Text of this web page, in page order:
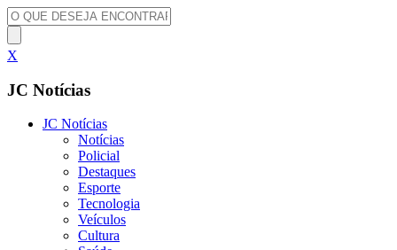
X
JC Notícias
JC Notícias
Notícias
Policial
Destaques
Esporte
Tecnologia
Veículos
Cultura